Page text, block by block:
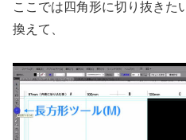
ここでは四角形に切り抜きた
換えて、